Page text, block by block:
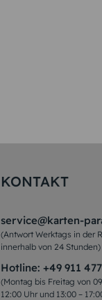
KONTAKT
service@karten-
(Antwort Werktags in der
innerhalb von 24 Stunden)
Hotline: +49 911
(Montag bis Freitag von
12:00 Uhr und 13:00 –